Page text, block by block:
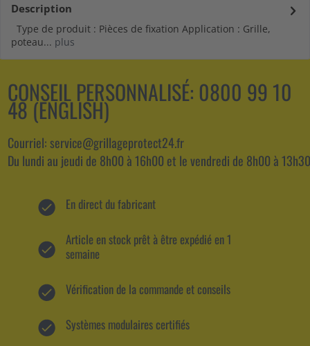
Description
Type de produit : Pièces de fixation Application : Grille,
poteau... plus
CONSEIL PERSONNALISÉ: 0800 99 10
48 (ENGLISH)
Courriel: service@grillageprotect24.fr
Du lundi au jeudi de 8h00 à 16h00 et le vendredi de 8h00 à
En direct du fabricant
Article en stock prêt à être expédié en 1
semaine
Vérification de la commande et conseils
Systèmes modulaires certifiés